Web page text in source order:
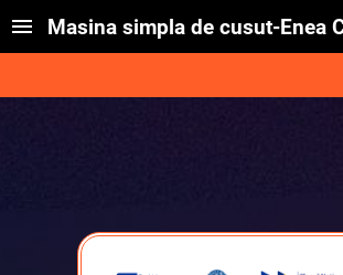
Masina simpla de cusut-Enea